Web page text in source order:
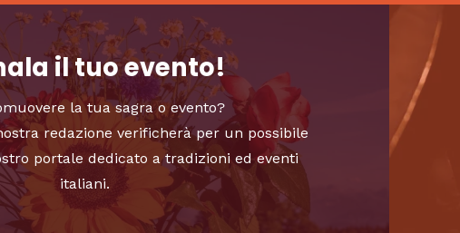
il tuo evento!
la tua sagra o evento?
redazione verificherà per un possibile
portale dedicato a tradizioni ed eventi
italiani.